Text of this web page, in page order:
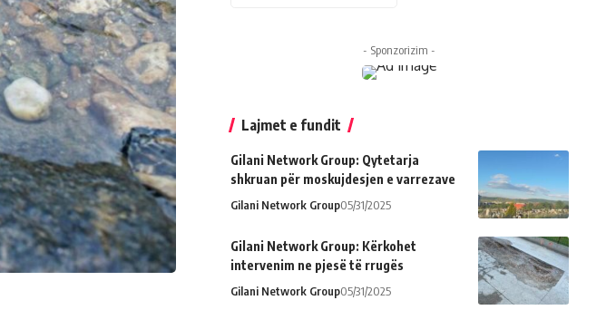
- Sponzorizim -
Lajmet e fundit
Gilani Network Group: Qytetarja
shkruan për moskujdesjen e varrezave
Gilani Network Group05/31/2025
Gilani Network Group: Kërkohet
intervenim ne pjesë të rrugës
Gilani Network Group05/31/2025